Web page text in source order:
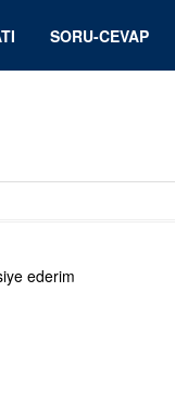
SORU-CEVAP
ederim